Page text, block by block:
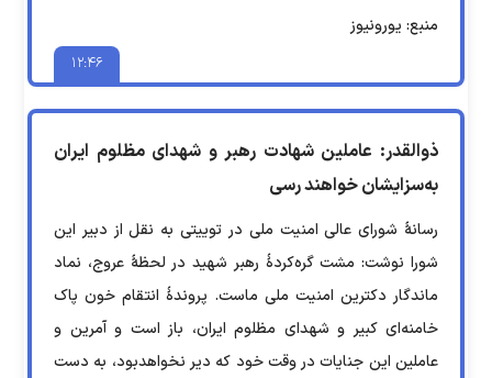
۱۲:۴۶
منبع: یورونیوز
ذوالقدر: عاملین شهادت رهبر و شهدای مظلوم ایران
به‌سزایشان خواهند رسی
رسانهٔ شورای عالی امنیت ملی در توییتی به نقل از دبیر این
شورا نوشت: مشت گره‌کردهٔ رهبر شهید در لحظهٔ عروج، نماد
ماندگار دکترین امنیت ملی ماست. پروندهٔ انتقام خون پاک
خامنه‌ای کبیر و شهدای مظلوم ایران، باز است و آمرین و
عاملین این جنایات در وقت خود که دیر نخواهدبود، به دست